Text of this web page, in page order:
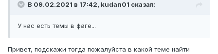
В 09.02.2021 в 17:42, kudan01 сказал:
У нас есть темы в фаге...
Привет, подскажи тогда пожалуйста в какой теме найти